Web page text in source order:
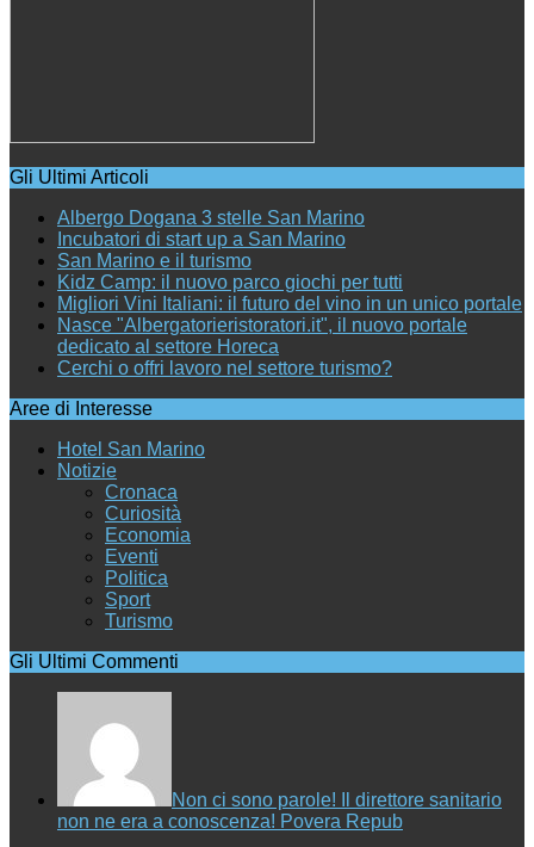
Gli Ultimi Articoli
Albergo Dogana 3 stelle San Marino
Incubatori di start up a San Marino
San Marino e il turismo
Kidz Camp: il nuovo parco giochi per tutti
Migliori Vini Italiani: il futuro del vino in un unico portale
Nasce "Albergatorieristoratori.it", il nuovo portale
dedicato al settore Horeca
Cerchi o offri lavoro nel settore turismo?
Aree di Interesse
Hotel San Marino
Notizie
Cronaca
Curiosità
Economia
Eventi
Politica
Sport
Turismo
Gli Ultimi Commenti
Non ci sono parole! Il direttore sanitario
non ne era a conoscenza! Povera Repub